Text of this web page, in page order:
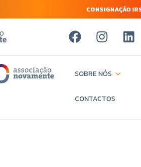
CONSIGNAÇÃO
SOBRE NÓS
CONTACTOS